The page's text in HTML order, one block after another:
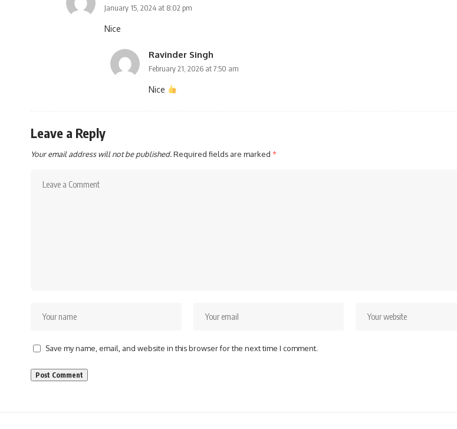
January 15, 2024 at 8:02 pm
Nice
Ravinder Singh
February 21, 2026 at 7:50 am
Nice
Leave a Reply
Your email address will not be published.Required fields are marked *
Save my name, email, and website in this browser for the next time I comment.